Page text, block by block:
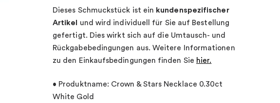
Dieses Schmuckstück ist ein kundenspezifischer
Artikel und wird individuell für Sie auf Bestellung
gefertigt. Dies wirkt sich auf die Umtausch- und
Rückgabebedingungen aus. Weitere Informationen
zu den Einkaufsbedingungen finden Sie hier.
• Produktname: Crown & Stars Necklace 0.30ct
White Gold